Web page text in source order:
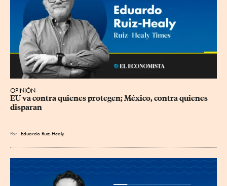
OPINIÓN
EU va contra quienes protegen; México, contra quienes
disparan
Por Eduardo Ruiz-Healy